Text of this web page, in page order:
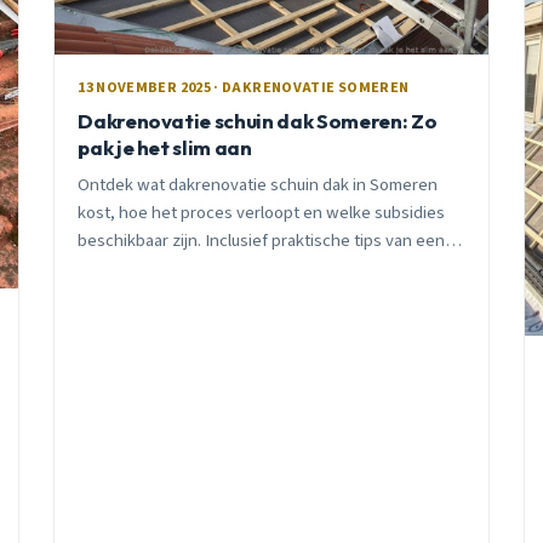
13 NOVEMBER 2025 · DAKRENOVATIE SOMEREN
Dakrenovatie schuin dak Someren: Zo
pak je het slim aan
Ontdek wat dakrenovatie schuin dak in Someren
kost, hoe het proces verloopt en welke subsidies
beschikbaar zijn. Inclusief praktische tips van een